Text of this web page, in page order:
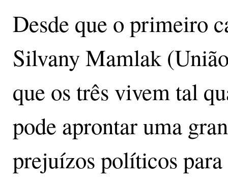
Desde que o primeiro
Silvany Mamlak
que os três vivem tal
pode aprontar uma
prejuízos políticos